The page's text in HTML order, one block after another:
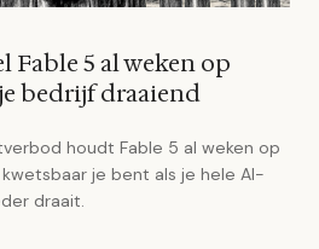
5 al weken op
bedrijf draaiend
houdt Fable 5 al weken op
je bent als je hele AI-
draait.